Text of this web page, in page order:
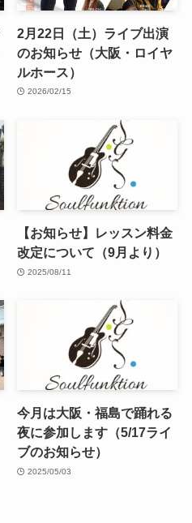
2月22日（土）ライブ出演
のお知らせ（大阪・ロイヤ
ルホース）
2026/02/15
【お知らせ】レッスン料金
改定について（9月より）
2025/08/11
今月は大阪・福島で踊れる
夜に参加します（5/17ライ
ブのお知らせ）
2025/05/03